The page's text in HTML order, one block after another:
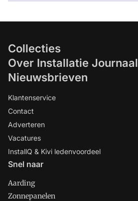
Collecties
Over Installatie Journaal
Nieuwsbrieven
Klantenservice
Contact
Adverteren
Vacatures
InstallQ & Kivi ledenvoordeel
Snel naar
Aarding
Zonnepanelen